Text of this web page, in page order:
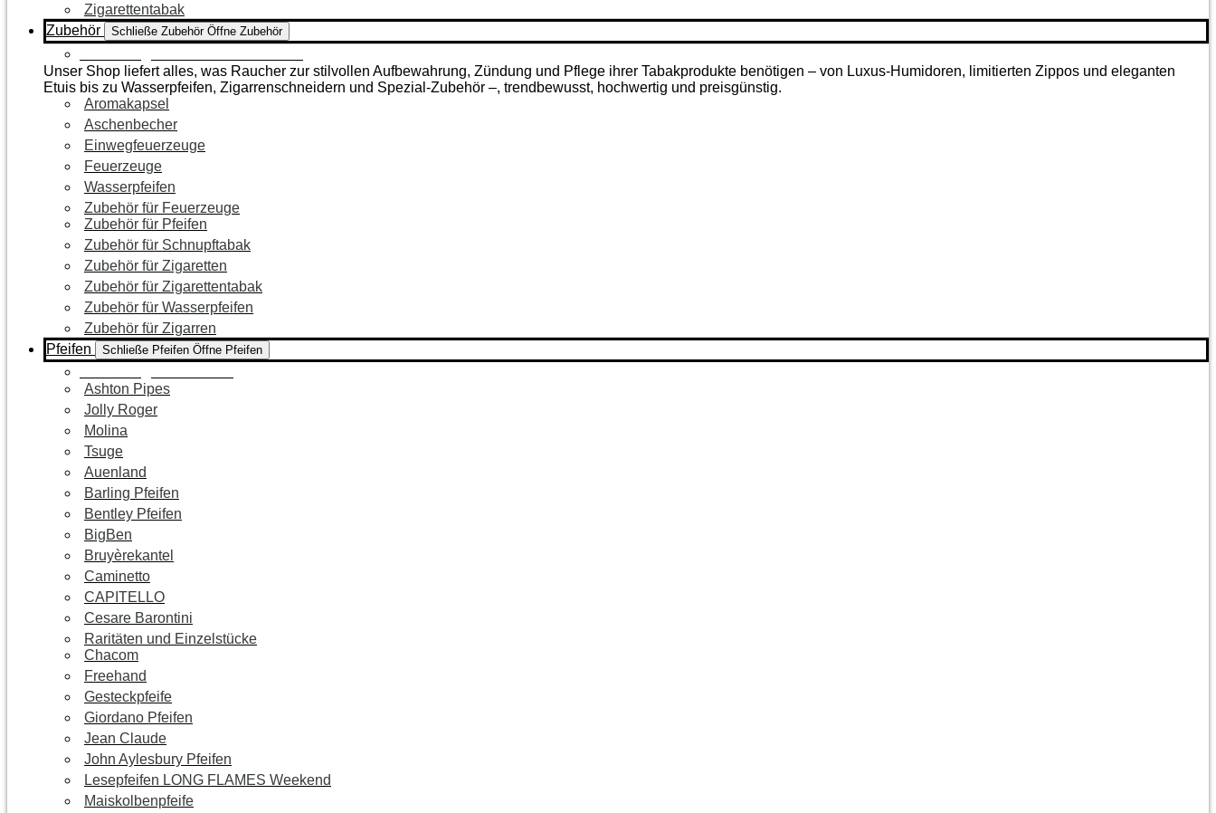
Zigarettentabak
Zubehör
Schließe Zubehör Öffne Zubehör
Unser Shop liefert alles, was Raucher zur stilvollen Aufbewahrung, Zündung und Pflege ihrer Tabakprodukte benötigen – von Luxus-Humidoren, limitierten Zippos und eleganten
Etuis bis zu Wasserpfeifen, Zigarrenschneidern und Spezial-Zubehör –, trendbewusst, hochwertig und preisgünstig.
Aromakapsel
Aschenbecher
Einwegfeuerzeuge
Feuerzeuge
Wasserpfeifen
Zubehör für Feuerzeuge
Zubehör für Pfeifen
Zubehör für Schnupftabak
Zubehör für Zigaretten
Zubehör für Zigarettentabak
Zubehör für Wasserpfeifen
Zubehör für Zigarren
Pfeifen
Schließe Pfeifen Öffne Pfeifen
Ashton Pipes
Jolly Roger
Molina
Tsuge
Auenland
Barling Pfeifen
Bentley Pfeifen
BigBen
Bruyèrekantel
Caminetto
CAPITELLO
Cesare Barontini
Raritäten und Einzelstücke
Chacom
Freehand
Gesteckpfeife
Giordano Pfeifen
Jean Claude
John Aylesbury Pfeifen
Lesepfeifen LONG FLAMES Weekend
Maiskolbenpfeife